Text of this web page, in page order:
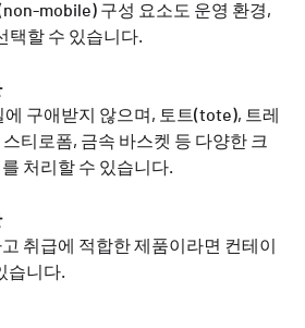
mobile) 구성 요소도 운영 환경,
택할 수 있습니다.
에 구애받지 않으며, 토트(tote), 트레
티로폼, 금속 바스켓 등 다양한 크
처리할 수 있습니다.
취급에 적합한 제품이라면 컨테이
습니다.